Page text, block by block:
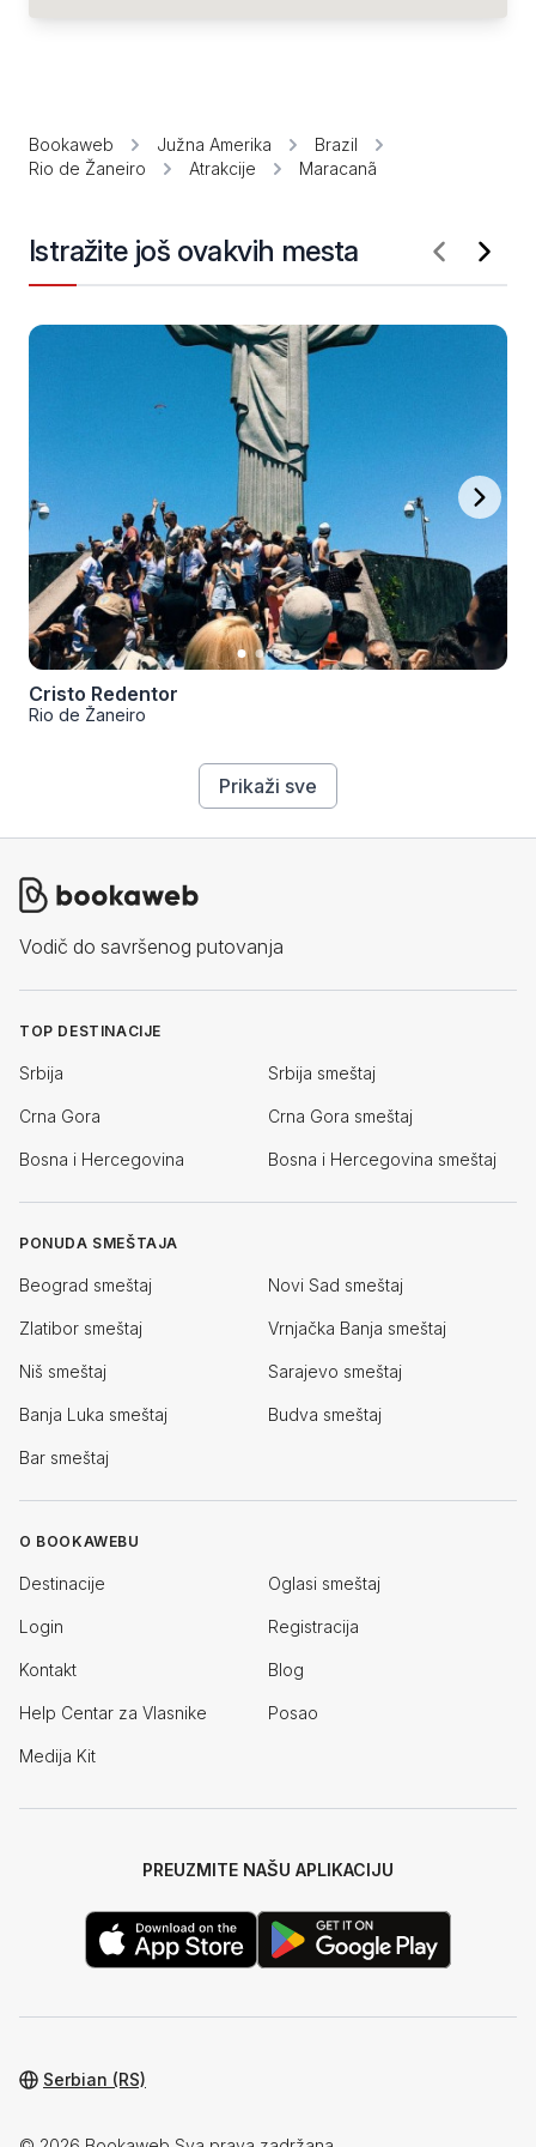
Bookaweb Južna Amerika
Brazil
Rio de Žaneiro
Atrakcije Maracanã
Istražite još ovakvih mesta
Cristo Redentor
Rio de Žaneiro
Prikaži sve
Vodič do savršenog putovanja
TOP DESTINACIJE
Srbija Srbija smeštaj
Crna Gora Crna Gora smeštaj
Bosna i Hercegovina Bosna i Hercegovina smeštaj
PONUDA SMEŠTAJA
Beograd smeštaj Novi Sad smeštaj
Zlatibor smeštaj Vrnjačka Banja smeštaj
Niš smeštaj Sarajevo smeštaj
Banja Luka smeštaj Budva smeštaj
Bar smeštaj
O BOOKAWEBU
Destinacije Oglasi smeštaj
Login Registracija
Kontakt Blog
Help Centar za Vlasnike Posao
Medija Kit
PREUZMITE NAŠU APLIKACIJU
Serbian (RS)